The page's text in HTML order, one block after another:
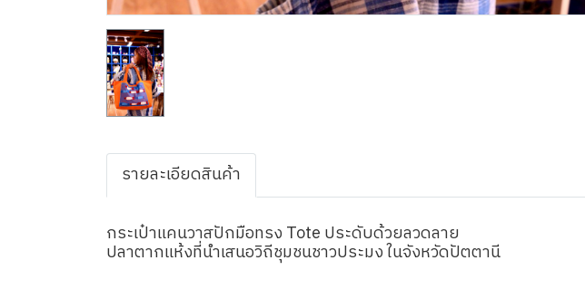
รายละเอียดสินค้า
กระเป๋าแคนวาสปักมือทรง Tote ประดับด้วยลวดลาย
ปลาตากแห้งที่นำเสนอวิถีชุมชนชาวประมง ในจังหวัดปัตตานี